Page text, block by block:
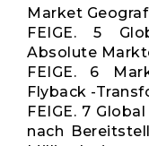
Market
FEIGE. 5
Absolute
FEIGE. 6
Flyback -
FEIGE. 7
nach